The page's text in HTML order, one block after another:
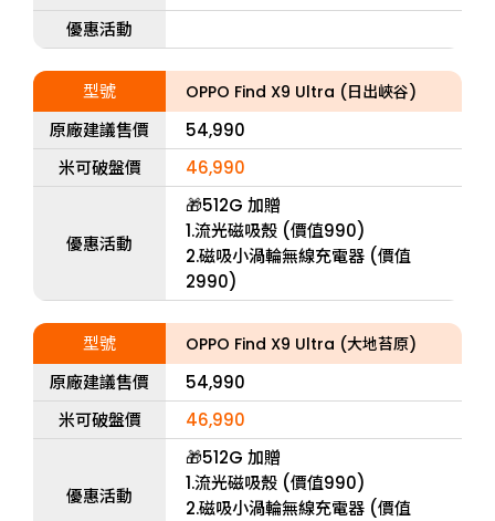
優惠活動
型號 OPPO Find X9 Ultra (日出峽谷)
原廠建議售價
54,990
米可破盤價
46,990
優惠活動
🎁512G 加贈
1.流光磁吸殼 (價值990)
2.磁吸小渦輪無線充電器 (價值
2990)
型號 OPPO Find X9 Ultra (大地苔原)
原廠建議售價
54,990
米可破盤價
46,990
優惠活動
🎁512G 加贈
1.流光磁吸殼 (價值990)
2.磁吸小渦輪無線充電器 (價值